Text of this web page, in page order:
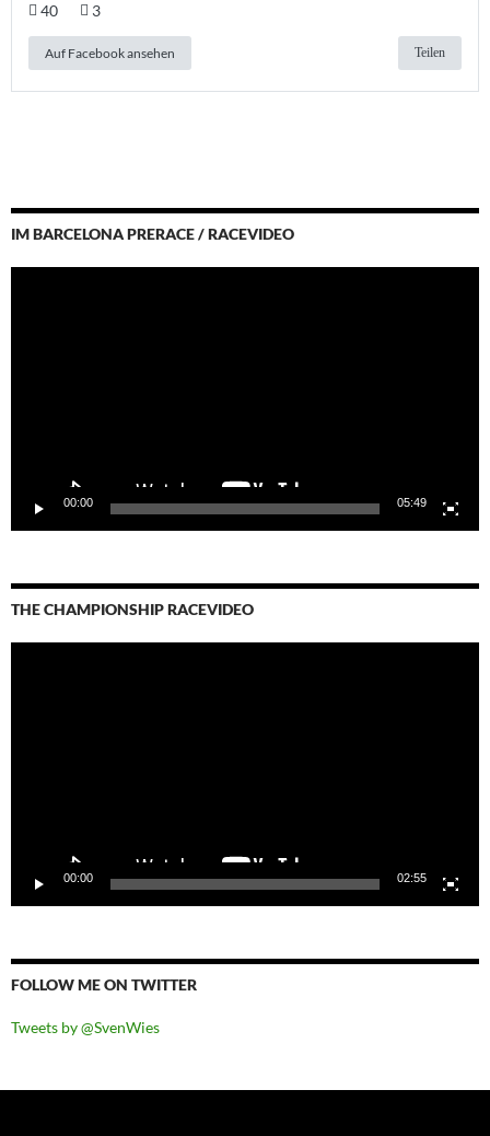
40 3
Auf Facebook ansehen Teilen
IM BARCELONA PRERACE / RACEVIDEO
00:00 05:49
THE CHAMPIONSHIP RACEVIDEO
00:00 02:55
FOLLOW ME ON TWITTER
Tweets by @SvenWies